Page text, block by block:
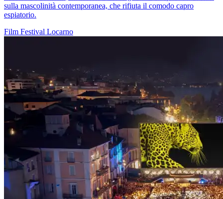
sulla mascolinità contemporanea, che rifiuta il comodo capro
espiatorio.
Film Festival Locarno